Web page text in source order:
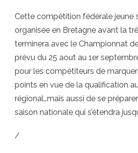
Cette compétition fédérale jeune
organisée en Bretagne avant la
terminera avec le Championnat
prévu du 25 aout au 1er
pour les compétiteurs de
points en vue de la qualification
régional…mais aussi de se
saison nationale qui s’étendra
/